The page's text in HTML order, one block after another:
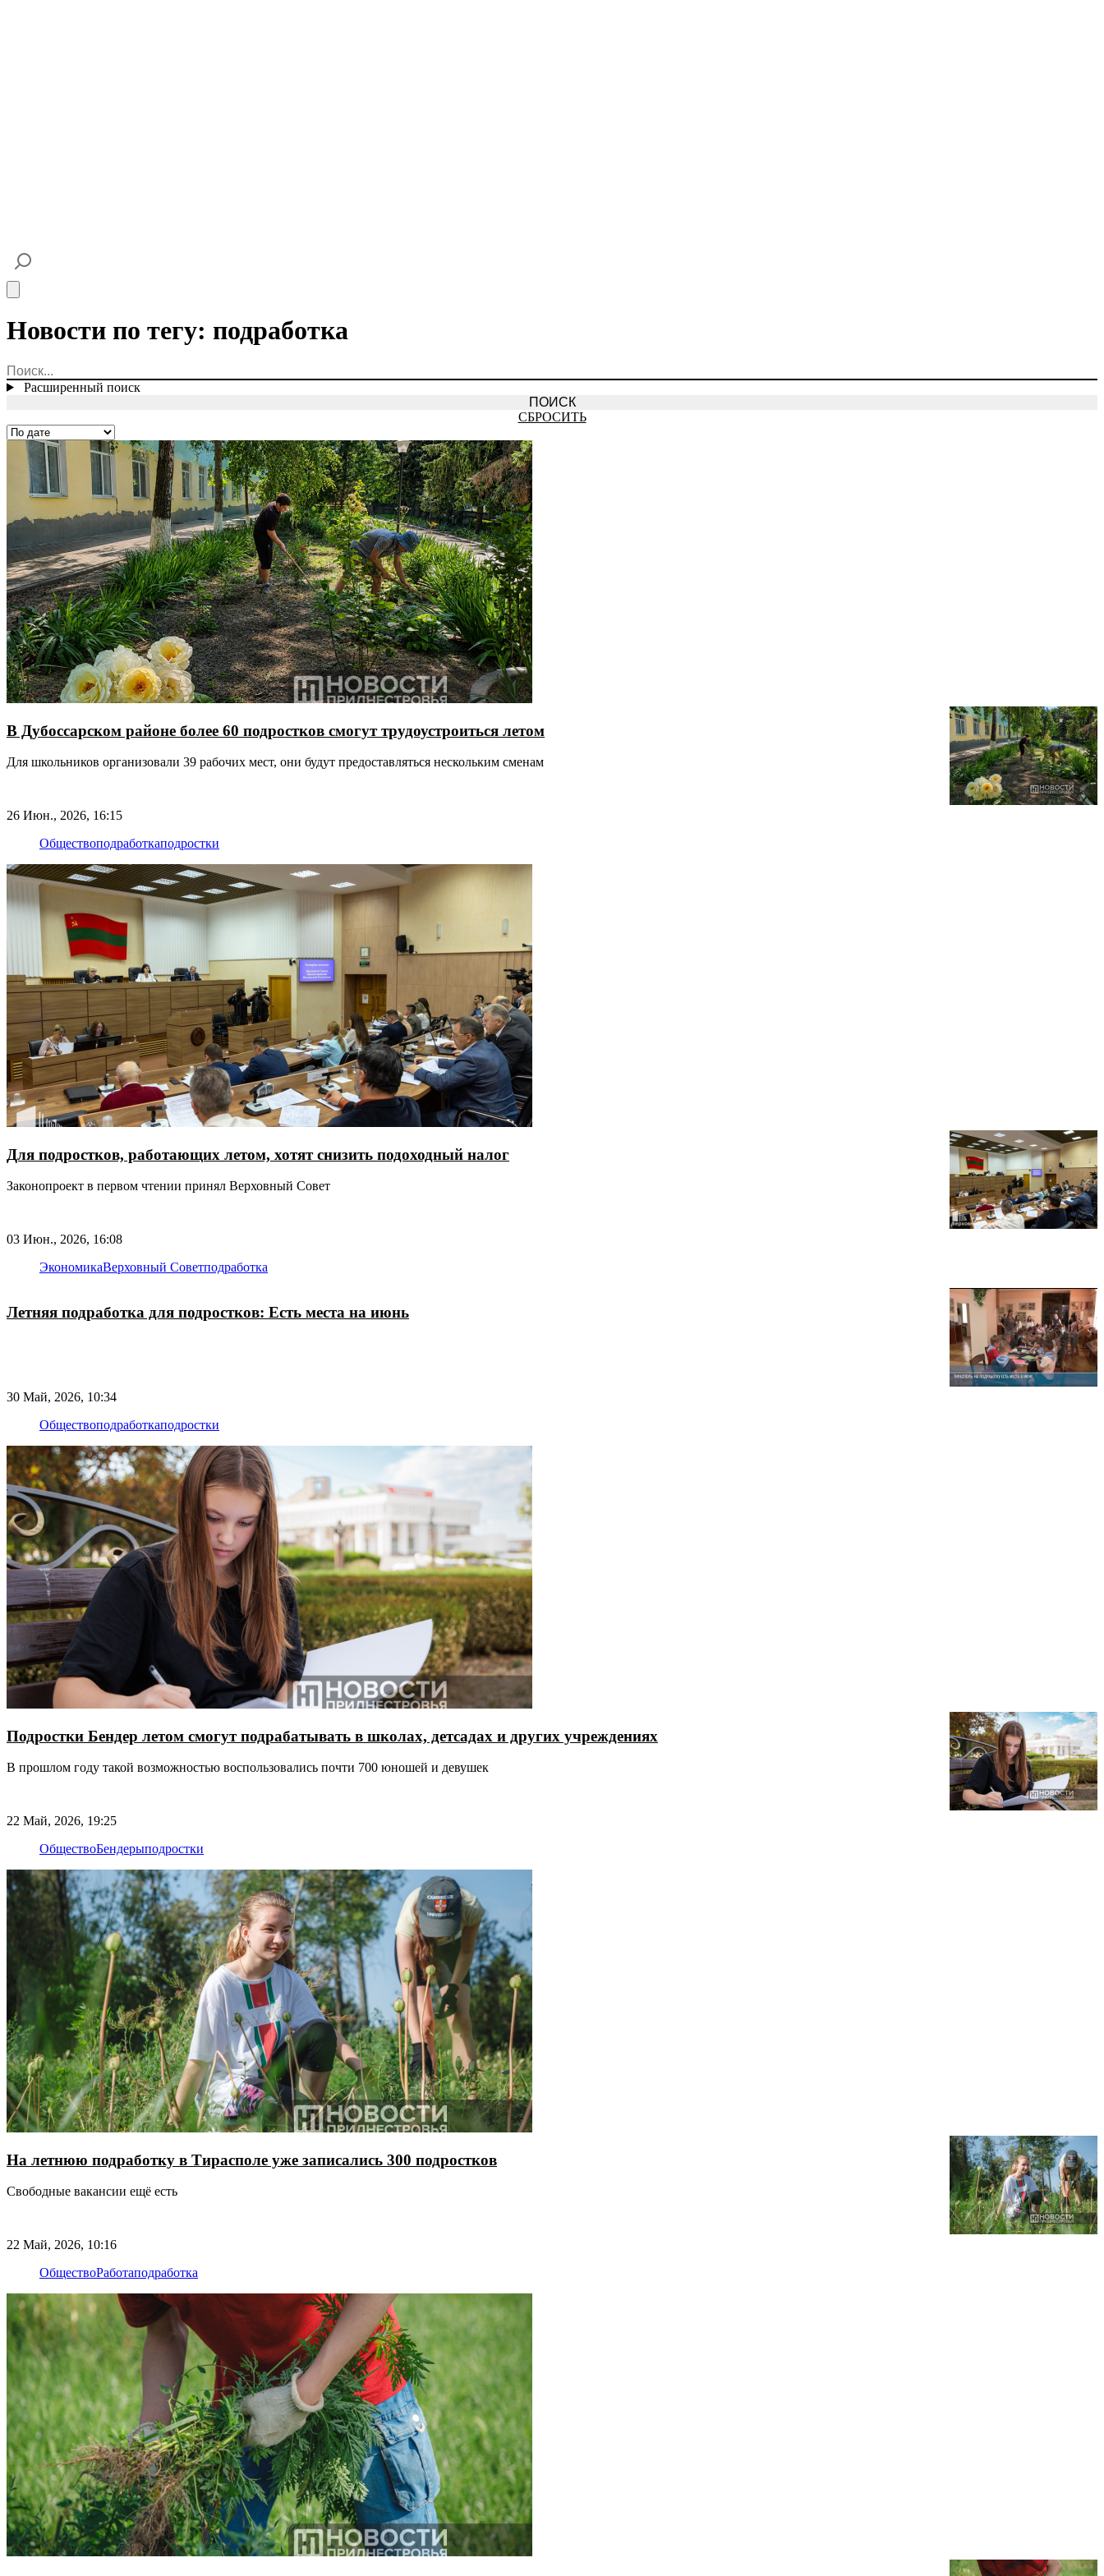
Новости по тегу: подработка
Расширенный поиск
СБРОСИТЬ
В Дубоссарском районе более 60 подростков смогут трудоустроиться летом
Для школьников организовали 39 рабочих мест, они будут предоставляться нескольким сменам
26 Июн., 2026, 16:15
Обществоподработкаподростки
Для подростков, работающих летом, хотят снизить подоходный налог
Законопроект в первом чтении принял Верховный Совет
03 Июн., 2026, 16:08
ЭкономикаВерховный Советподработка
Летняя подработка для подростков: Есть места на июнь
30 Май, 2026, 10:34
Обществоподработкаподростки
Подростки Бендер летом смогут подрабатывать в школах, детсадах и других учреждениях
В прошлом году такой возможностью воспользовались почти 700 юношей и девушек
22 Май, 2026, 19:25
ОбществоБендерыподростки
На летнюю подработку в Тирасполе уже записались 300 подростков
Свободные вакансии ещё есть
22 Май, 2026, 10:16
ОбществоРаботаподработка